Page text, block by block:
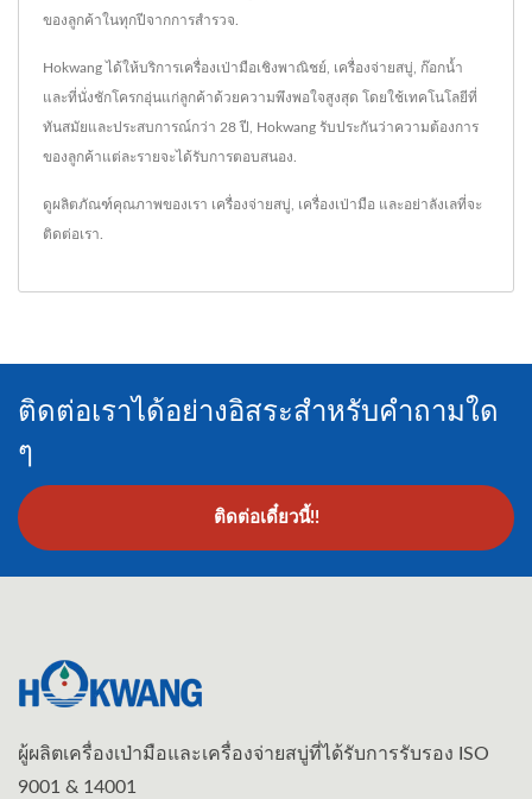
ของลูกค้าในทุกปีจากการสำรวจ.
Hokwang ได้ให้บริการเครื่องเป่ามือเชิงพาณิชย์, เครื่องจ่ายสบู่, ก๊อกน้ำ
และที่นั่งชักโครกอุ่นแก่ลูกค้าด้วยความพึงพอใจสูงสุด โดยใช้เทคโนโลยีที่
ทันสมัยและประสบการณ์กว่า 28 ปี, Hokwang รับประกันว่าความต้องการ
ของลูกค้าแต่ละรายจะได้รับการตอบสนอง.
ดูผลิตภัณฑ์คุณภาพของเรา เครื่องจ่ายสบู่ เครื่องเป่ามือ และอย่าลังเลที่จะ
ติดต่อเรา
ติดต่อเราได้อย่างอิสระสำหรับคำถามใด
ๆ
ติดต่อเดี๋ยวนี้!!
ผู้ผลิตเครื่องเป่ามือและเครื่องจ่ายสบู่ที่ได้รับการรับรอง ISO
9001 & 14001